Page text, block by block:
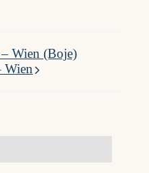
Wien (Boje)
Wien